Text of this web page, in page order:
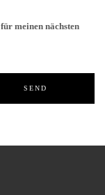
meinen nächsten